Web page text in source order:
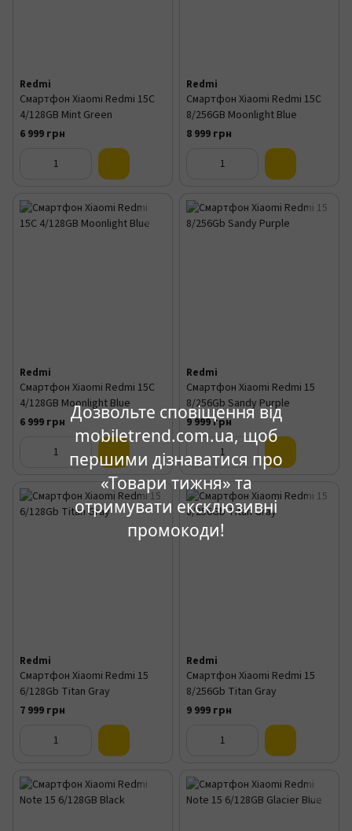
Дозвольте сповіщення від
mobiletrend.com.ua, щоб
першими дізнаватися про
«Товари тижня» та
отримувати ексклюзивні
промокоди!
Redmi
Смартфон Xiaomi Redmi 15C
4/128GB Mint Green
6 999 грн
Redmi
Смартфон Xiaomi Redmi 15C
8/256GB Moonlight Blue
8 999 грн
Redmi
Смартфон Xiaomi Redmi 15C
4/128GB Moonlight Blue
6 999 грн
Redmi
Смартфон Xiaomi Redmi 15
8/256Gb Sandy Purple
9 999 грн
Redmi
Смартфон Xiaomi Redmi 15
6/128Gb Titan Gray
7 999 грн
Redmi
Смартфон Xiaomi Redmi 15
8/256Gb Titan Gray
9 999 грн